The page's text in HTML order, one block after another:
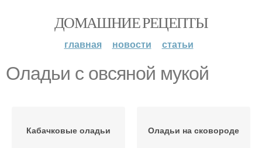
ДОМАШНИЕ РЕЦЕПТЫ
главная новости статьи
Оладьи с овсяной мукой
Кабачковые оладьи Оладьи на сковороде